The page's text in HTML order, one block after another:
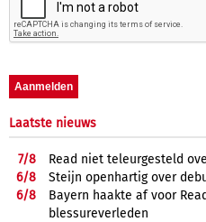
Laatste nieuws
7/8
Read niet teleurgesteld
6/8
Steijn openhartig over
6/8
Bayern haakte af voor
blessureverleden